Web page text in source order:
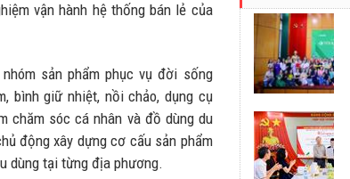
vận hành hệ thống bán lẻ của
sản phẩm phục vụ đời sống
bình giữ nhiệt, nồi chảo, dụng cụ
chăm sóc cá nhân và đồ dùng du
động xây dựng cơ cấu sản phẩm
dùng tại từng địa phương.